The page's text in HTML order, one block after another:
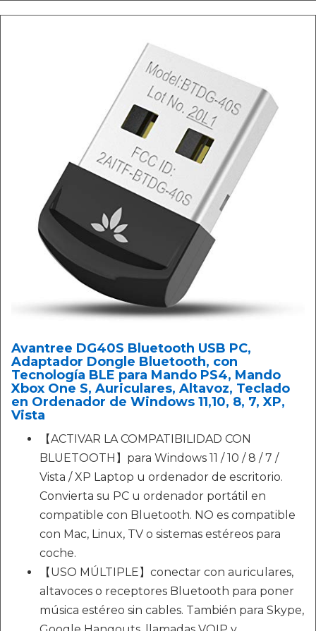
Avantree DG40S Bluetooth USB PC,
Adaptador Dongle Bluetooth, con
Tecnología BLE para Mando PS4, Mando
Xbox One S, Auriculares, Altavoz, Teclado
en Ordenador de Windows 11,10, 8, 7, XP,
Vista
【ACTIVAR LA COMPATIBILIDAD CON
BLUETOOTH】para Windows 11 / 10 / 8 / 7 /
Vista / XP Laptop u ordenador de escritorio.
Convierta su PC u ordenador portátil en
compatible con Bluetooth. NO es compatible
con Mac, Linux, TV o sistemas estéreos para
coche.
【USO MÚLTIPLE】conectar con auriculares,
altavoces o receptores Bluetooth para poner
música estéreo sin cables. También para Skype,